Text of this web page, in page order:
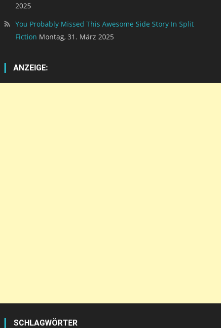
2025
You Probably Missed This Awesome Side Story In Split
Fiction Montag, 31. März 2025
ANZEIGE:
SCHLAGWÖRTER